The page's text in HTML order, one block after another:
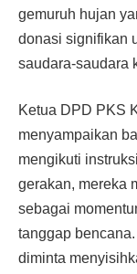
gemuruh hujan
donasi signifikan
saudara‑saudara
Ketua DPD PKS
menyampaikan
mengikuti
gerakan, mereka
sebagai
tanggap
diminta